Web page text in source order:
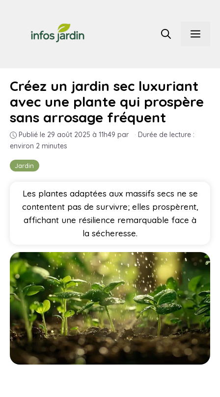
contenu
Jardin
Créez un jardin sec luxuriant
avec une plante qui prospère
sans arrosage fréquent
Publié le 29 août 2025 à 11h49 par · Durée de lecture :
environ 2 minutes
Les plantes adaptées aux massifs secs ne se
contentent pas de survivre; elles prospèrent,
affichant une résilience remarquable face à
la sécheresse.